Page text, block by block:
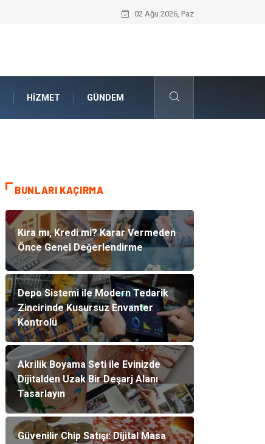
Akrilik Boyama Seti ile Evinizde
02 Ağu 2026, Paz
HIZMET GÜNDEM
BUNLARI KAÇIRMA
Kira mı, Kredi mi? Karar Vermeden
Önce Genel Değerlendirme
Depo Sistemi ile Modern Tedarik
Zincirinde Kusursuz Envanter
Kontrolü
Akrilik Boyama Seti ile Evinizde
Dijitalden Uzak Bir Deşarj Alanı
Tasarlayın
Güvenilir Chip Satışı: Dijital Masa